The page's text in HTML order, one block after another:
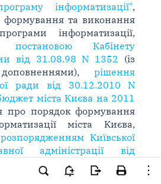
інформатизації",
та виконання
інформатизації,
постановою Кабінету
від 31.08.98 N 1352 (із
рішення
ради від 30.12.2010 N
міста Києва на 2011
про порядок формування
міста Києва,
розпорядженням Київської
адміністрації від
, з метою створення
для економічного та